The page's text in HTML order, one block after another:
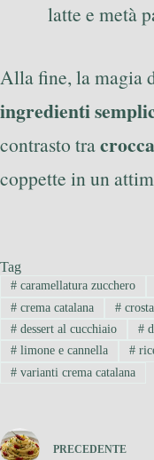
latte e metà
Alla fine, la magia
ingredienti
contrasto tra
coppette in un
Tag
#caramellatura zucchero
#crema catalana #
#dessert al cucchiaio #
#limone e cannella #
#varianti crema catalana
PRECEDENTE